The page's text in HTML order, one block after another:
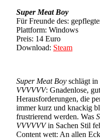
Super Meat Boy
Für Freunde des:
Plattform: Windows
Preis: 14 Euro
Download: Steam
Super Meat Boy schlägt
VVVVVV: Gnadenlose,
Herausforderungen, die
immer kurz und knackig
frustrierend werden. Was
VVVVVVin Sachen Stil
Content wett: An allen